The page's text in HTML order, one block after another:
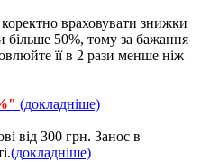
враховувати знижки
50%, тому за бажання
її в 2 рази менше ніж
(докладніше)
від 300 грн. Занос в
(докладніше)